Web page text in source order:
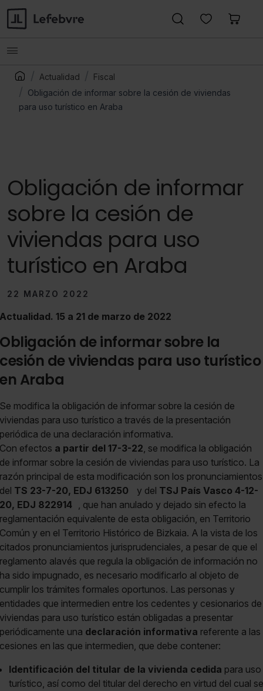
Actualidad
Fiscal
Obligación de informar sobre la cesión de viviendas
para uso turístico en Araba
Obligación de informar
sobre la cesión de
viviendas para uso
turístico en Araba
22 MARZO 2022
Actualidad. 15 a 21 de marzo de 2022
Obligación de informar sobre la
cesión de viviendas para uso turístico
en Araba
Se modifica la obligación de informar sobre la cesión de
viviendas para uso turístico a través de la presentación
periódica de una declaración informativa.
Con efectos a partir del 17-3-22, se modifica la obligación
de informar sobre la cesión de viviendas para uso turístico. La
razón principal de esta modificación son los pronunciamientos
del TS 23-7-20, EDJ 613250 y del TSJ País Vasco 4-12-
20, EDJ 822914 , que han anulado y dejado sin efecto la
reglamentación equivalente de esta obligación, en Territorio
Común y en el Territorio Histórico de Bizkaia. A la vista de los
citados pronunciamientos jurisprudenciales, a pesar de que el
reglamento alavés que regula la obligación de información no
ha sido impugnado, es necesario modificarlo al objeto de
cumplir los trámites formales oportunos. Las personas y
entidades que intermedien entre los cedentes y cesionarios de
viviendas para uso turístico están obligadas a presentar
periódicamente una declaración informativa referente a las
cesiones en las que intermedien, que debe contener:
Identificación del titular de la vivienda cedida para uso
turístico, así como del titular del derecho en virtud del cual se